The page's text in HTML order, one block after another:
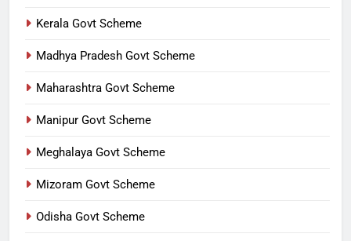
Kerala Govt Scheme
Madhya Pradesh Govt Scheme
Maharashtra Govt Scheme
Manipur Govt Scheme
Meghalaya Govt Scheme
Mizoram Govt Scheme
Odisha Govt Scheme